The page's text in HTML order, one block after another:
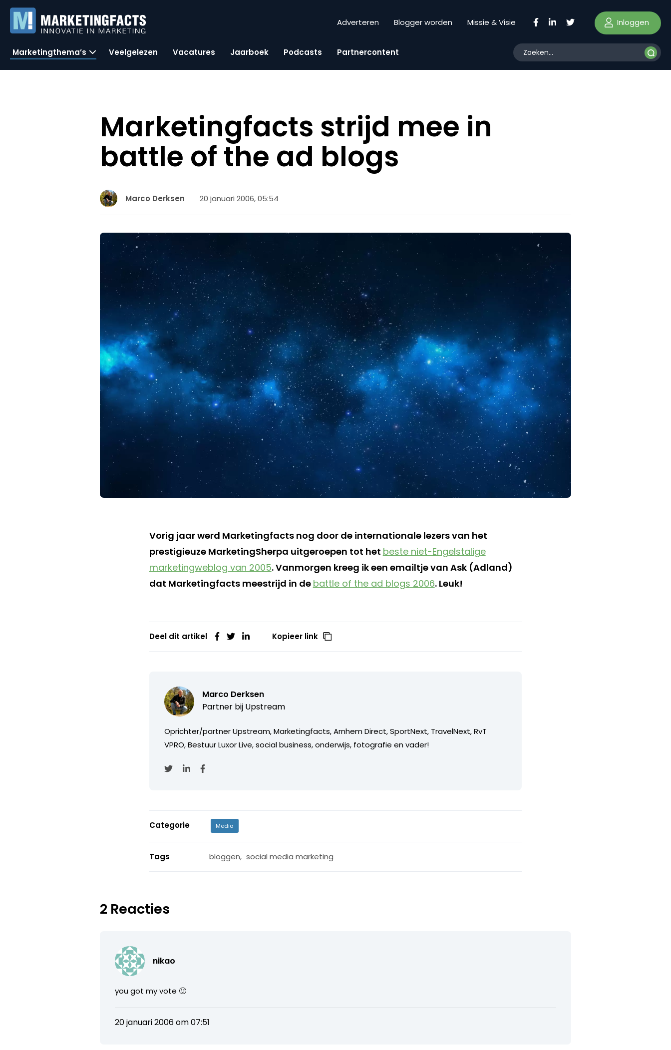
Adverteren Blogger worden Missie & Visie Inloggen
Marketingthema’s Veelgelezen Vacatures Jaarboek Podcasts Partnercontent
Marketingfacts strijd mee in
battle of the ad blogs
Marco Derksen 20 januari 2006, 05:54
Vorig jaar werd Marketingfacts nog door de internationale lezers van het
prestigieuze MarketingSherpa uitgeroepen tot het beste niet-Engelstalige
marketingweblog van 2005. Vanmorgen kreeg ik een emailtje van Ask (Adland)
dat Marketingfacts meestrijd in de battle of the ad blogs 2006. Leuk!
Deel dit artikel Kopieer link
Marco Derksen
Partner bij Upstream
Oprichter/partner Upstream, Marketingfacts, Arnhem Direct, SportNext, TravelNext, RvT
VPRO, Bestuur Luxor Live, social business, onderwijs, fotografie en vader!
Categorie Media
Tags bloggen, social media marketing
2 Reacties
nikao
you got my vote 🙂
20 januari 2006 om 07:51